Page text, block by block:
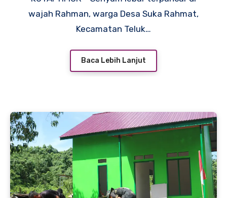
wajah Rahman, warga Desa Suka Rahmat,
Kecamatan Teluk…
Baca Lebih Lanjut